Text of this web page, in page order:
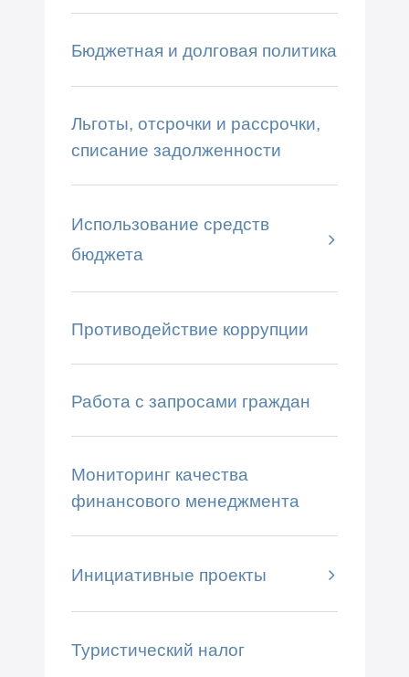
Бюджетная и долговая политика
Льготы, отсрочки и рассрочки,
списание задолженности
Использование средств
бюджета
Противодействие коррупции
Работа с запросами граждан
Мониторинг качества
финансового менеджмента
Инициативные проекты
Туристический налог